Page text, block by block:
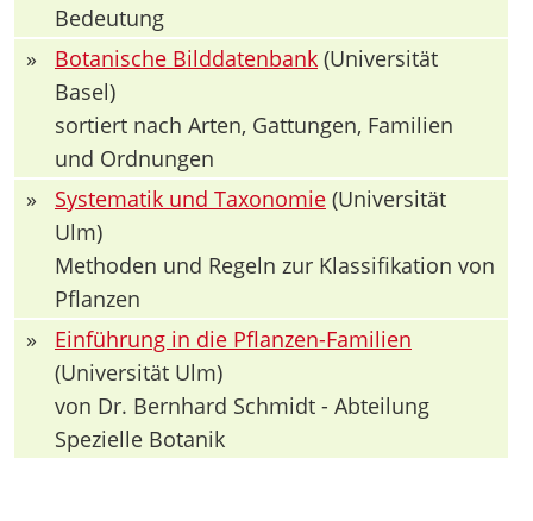
Bedeutung
»
Botanische Bilddatenbank (Universität
Basel)
sortiert nach Arten, Gattungen, Familien
und Ordnungen
»
Systematik und Taxonomie (Universität
Ulm)
Methoden und Regeln zur Klassifikation von
Pflanzen
»
Einführung in die Pflanzen-Familien
(Universität Ulm)
von Dr. Bernhard Schmidt - Abteilung
Spezielle Botanik